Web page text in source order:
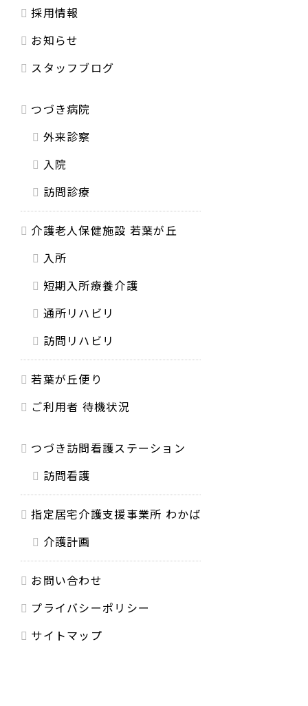
採用情報
お知らせ
スタッフブログ
つづき病院
外来診察
入院
訪問診療
介護老人保健施設 若葉が丘
入所
短期入所療養介護
通所リハビリ
訪問リハビリ
若葉が丘便り
ご利用者 待機状況
つづき訪問看護ステーション
訪問看護
指定居宅介護支援事業所 わかば
介護計画
お問い合わせ
プライバシーポリシー
サイトマップ